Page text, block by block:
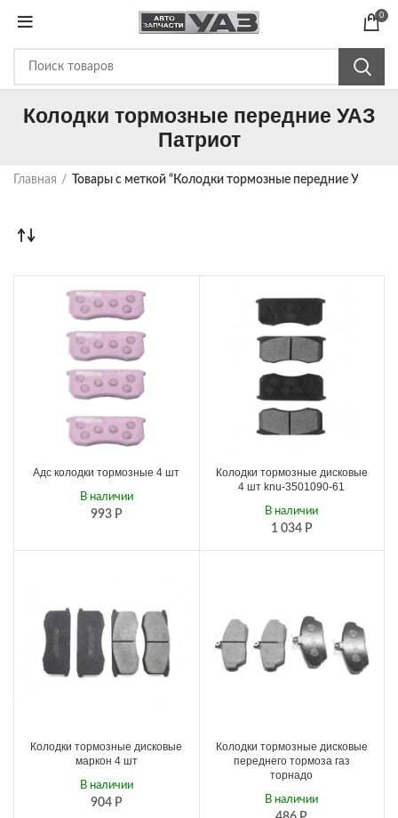
0
Колодки тормозные передние УАЗ
Патриот
Главная Товары с меткой “Колодки тормозные передние УАЗ
Адс колодки тормозные 4 шт
993 Р
В наличии
Колодки тормозные дисковые
4 шт knu-3501090-61
1 034 Р
В наличии
Колодки тормозные дисковые
маркон 4 шт
904 Р
В наличии
Колодки тормозные дисковые
переднего тормоза газ
торнадо
В наличии